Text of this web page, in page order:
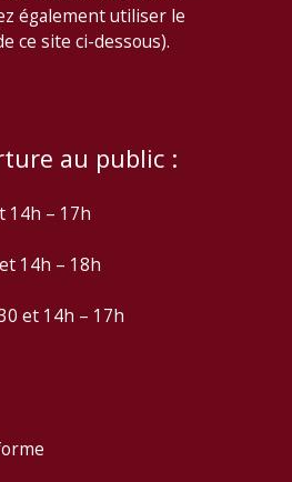
également utiliser le
ce site ci-dessous).
au public :
14h – 17h
14h – 18h
et 14h – 17h